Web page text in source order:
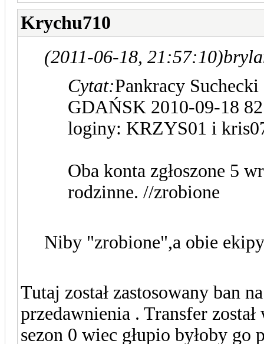
Krychu710
(2011-06-18, 21:57:10)
Cytat:Pankracy
GDAŃSK 2010-09-18
loginy: KRZYS01 i
Oba konta zgłoszone 5
rodzinne. //zrobione
Niby "zrobione",a obie
Tutaj został zastosowany ban
przedawnienia . Transfer
sezon 0 wiec głupio byłoby go